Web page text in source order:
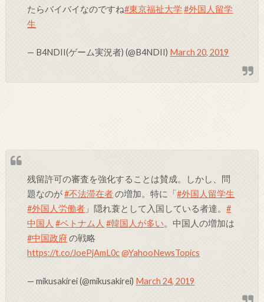
たらバイバイなのですね#東京福祉大学 #外国人留学
生
— B4NDII(ゲーム実況者) (@B4NDII) March 20, 2019
残留許可の審査を強化することは賛成。しかし、問
題なのが#不法滞在者の増加。特に「#外国人留学生
#外国人労働者 」隠れ蓑として入国している者達。#
中国人 #ベトナム人 #韓国人が多い。中国人の増加は
#中国政府の戦略
https://t.co/JoePjAmL0c @YahooNewsTopics
— mikusakirei (@mikusakirei) March 24, 2019